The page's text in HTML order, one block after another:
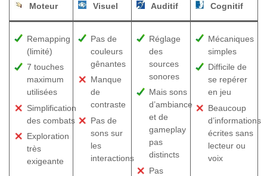
Moteur Visuel Auditif Cognitif
Remapping
(limité)
7 touches
maximum
utilisées
Simplification
des combats
Exploration
très
exigeante
Pas de
couleurs
gênantes
Manque
de
contraste
Pas de
sons sur
les
interactions
Réglage
des
sources
sonores
Mais sons
d’ambiance
et de
gameplay
pas
distincts
Pas
Mécaniques
simples
Difficile de
se repérer
en jeu
Beaucoup
d’informations
écrites sans
lecteur ou
voix